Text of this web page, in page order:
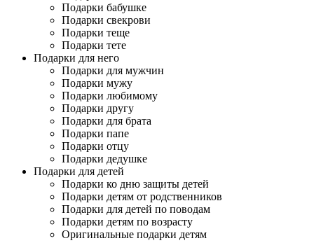
Подарки бабушке
Подарки свекрови
Подарки теще
Подарки тете
Подарки для него
Подарки для мужчин
Подарки мужу
Подарки любимому
Подарки другу
Подарки для брата
Подарки папе
Подарки отцу
Подарки дедушке
Подарки для детей
Подарки ко дню защиты детей
Подарки детям от родственников
Подарки для детей по поводам
Подарки детям по возрасту
Оригинальные подарки детям